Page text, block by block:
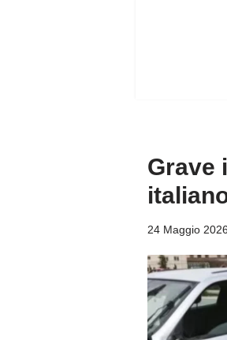
Grave
24 Maggio 2026